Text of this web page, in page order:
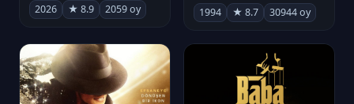
2026 ★ 8.9 2059 oy 1994 ★ 8.7 30944 oy